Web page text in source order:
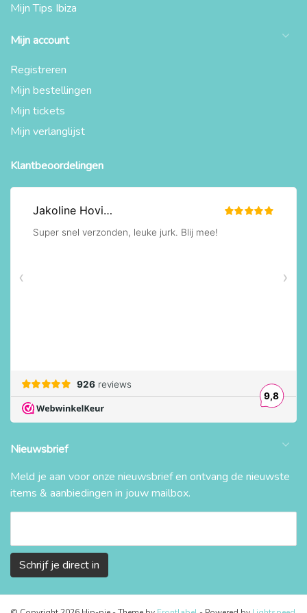
Mijn Tips Ibiza
Mijn account
Registreren
Mijn bestellingen
Mijn tickets
Mijn verlanglijst
Klantbeoordelingen
Nieuwsbrief
Meld je aan voor onze nieuwsbrief en ontvang de nieuwste
items & aanbiedingen in jouw mailbox.
Schrijf je direct in